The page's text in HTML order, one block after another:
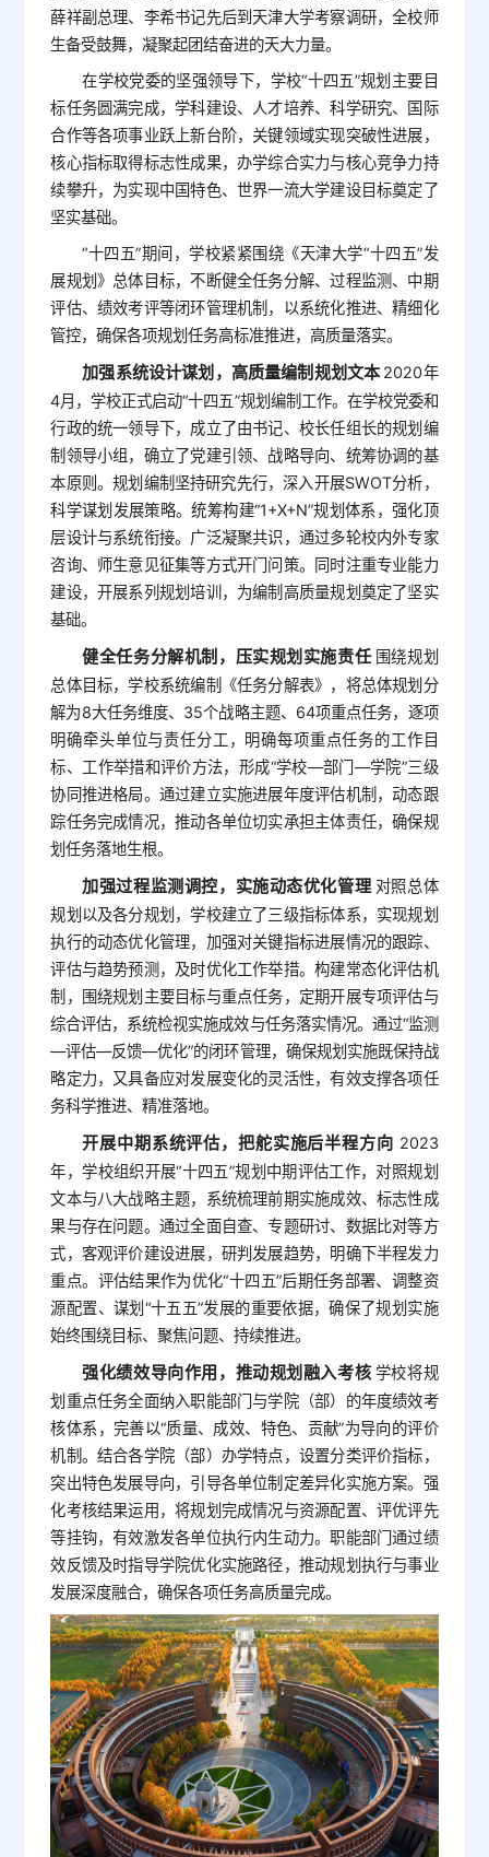
薛祥副总理、李希书记先后到天津大学考察调研，全校师
生备受鼓舞，凝聚起团结奋进的天大力量。
在学校党委的坚强领导下，学校“十四五”规划主要目
标任务圆满完成，学科建设、人才培养、科学研究、国际
合作等各项事业跃上新台阶，关键领域实现突破性进展，
核心指标取得标志性成果，办学综合实力与核心竞争力持
续攀升，为实现中国特色、世界一流大学建设目标奠定了
坚实基础。
“十四五”期间，学校紧紧围绕《天津大学“十四五”发
展规划》总体目标，不断健全任务分解、过程监测、中期
评估、绩效考评等闭环管理机制，以系统化推进、精细化
管控，确保各项规划任务高标准推进，高质量落实。
加强系统设计谋划，高质量编制规划文本 2020年
4月，学校正式启动“十四五”规划编制工作。在学校党委和
行政的统一领导下，成立了由书记、校长任组长的规划编
制领导小组，确立了党建引领、战略导向、统筹协调的基
本原则。规划编制坚持研究先行，深入开展SWOT分析，
科学谋划发展策略。统筹构建“1+X+N”规划体系，强化顶
层设计与系统衔接。广泛凝聚共识，通过多轮校内外专家
咨询、师生意见征集等方式开门问策。同时注重专业能力
建设，开展系列规划培训，为编制高质量规划奠定了坚实
基础。
健全任务分解机制，压实规划实施责任 围绕规划
总体目标，学校系统编制《任务分解表》，将总体规划分
解为8大任务维度、35个战略主题、64项重点任务，逐项
明确牵头单位与责任分工，明确每项重点任务的工作目
标、工作举措和评价方法，形成“学校—部门—学院”三级
协同推进格局。通过建立实施进展年度评估机制，动态跟
踪任务完成情况，推动各单位切实承担主体责任，确保规
划任务落地生根。
加强过程监测调控，实施动态优化管理 对照总体
规划以及各分规划，学校建立了三级指标体系，实现规划
执行的动态优化管理，加强对关键指标进展情况的跟踪、
评估与趋势预测，及时优化工作举措。构建常态化评估机
制，围绕规划主要目标与重点任务，定期开展专项评估与
综合评估，系统检视实施成效与任务落实情况。通过“监测
—评估—反馈—优化”的闭环管理，确保规划实施既保持战
略定力，又具备应对发展变化的灵活性，有效支撑各项任
务科学推进、精准落地。
开展中期系统评估，把舵实施后半程方向 2023
年，学校组织开展“十四五”规划中期评估工作，对照规划
文本与八大战略主题，系统梳理前期实施成效、标志性成
果与存在问题。通过全面自查、专题研讨、数据比对等方
式，客观评价建设进展，研判发展趋势，明确下半程发力
重点。评估结果作为优化“十四五”后期任务部署、调整资
源配置、谋划“十五五”发展的重要依据，确保了规划实施
始终围绕目标、聚焦问题、持续推进。
强化绩效导向作用，推动规划融入考核 学校将规
划重点任务全面纳入职能部门与学院（部）的年度绩效考
核体系，完善以“质量、成效、特色、贡献”为导向的评价
机制。结合各学院（部）办学特点，设置分类评价指标，
突出特色发展导向，引导各单位制定差异化实施方案。强
化考核结果运用，将规划完成情况与资源配置、评优评先
等挂钩，有效激发各单位执行内生动力。职能部门通过绩
效反馈及时指导学院优化实施路径，推动规划执行与事业
发展深度融合，确保各项任务高质量完成。